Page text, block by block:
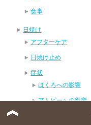
食事
日焼け
アフターケア
日焼け止め
症状
ほくろへの影響
アトピーへの影響